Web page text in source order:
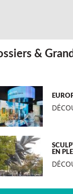
&
EN